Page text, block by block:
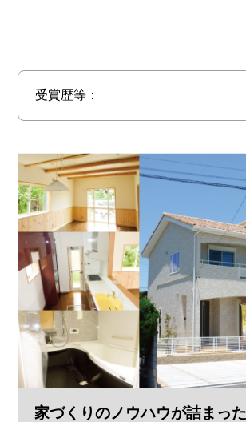
受賞歴等：
家づくりのノウハウが詰まっ